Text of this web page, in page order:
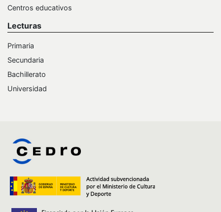
Centros educativos
Lecturas
Primaria
Secundaria
Bachillerato
Universidad